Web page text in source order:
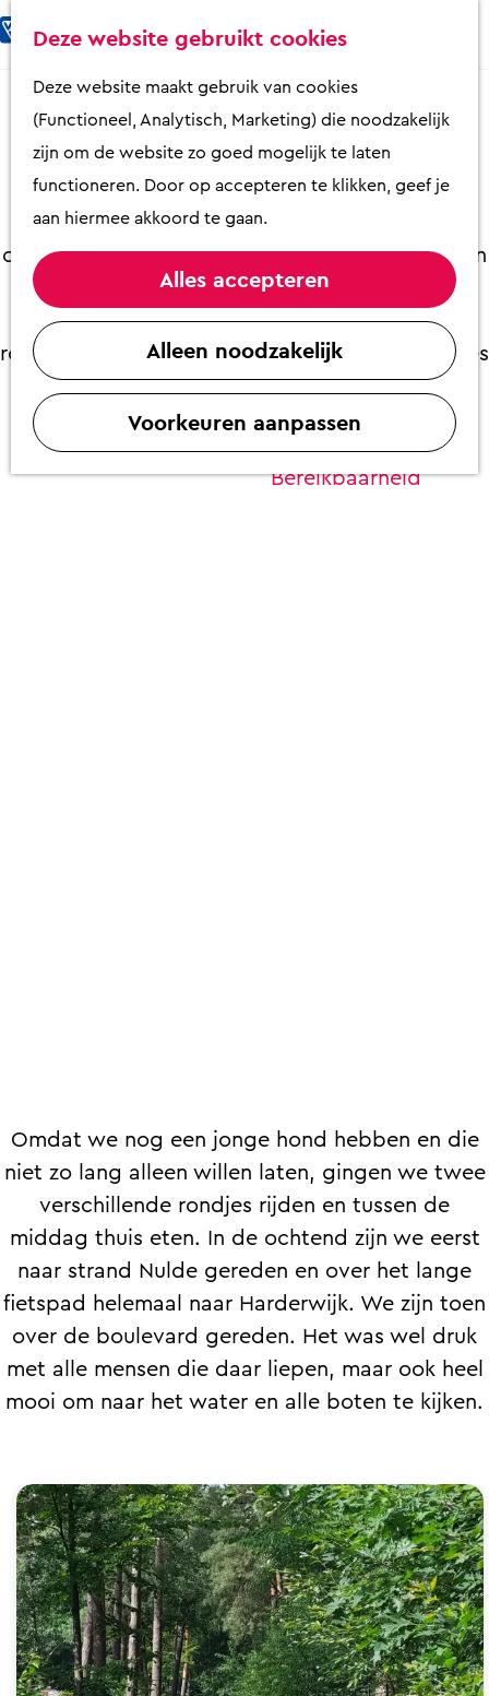
Deze website gebruikt cookies
Deze website maakt gebruik van cookies
(Functioneel, Analytisch, Marketing) die noodzakelijk
zijn om de website zo goed mogelijk te laten
functioneren. Door op accepteren te klikken, geef je
aan hiermee akkoord te gaan.
Alles accepteren
Alleen noodzakelijk
Voorkeuren aanpassen
d
o
K
a
r
t
Z
e
k
e
n
e
n
u
Fietsen & Wandelen
Kunst & Cultuur
Overnachten
Activiteiten
Winkelen
Plan je bezoek
Overzicht op
plattegrond
Contact
Bereikbaarheid
Scooter rijden op de Veluwe!
Vorige week hebben wij (ik, mijn zus en onze
ouders) een scooter gehuurd. Vorig jaar hebben
we dit ook gedaan en dat was heel erg leuk!
Als je de scooter gaat ophalen kan je een
routekaartje meekrijgen, maar wij wisten precies
waar we heen wilden!
Omdat we nog een jonge hond hebben en die
niet zo lang alleen willen laten, gingen we twee
verschillende rondjes rijden en tussen de
middag thuis eten. In de ochtend zijn we eerst
naar strand Nulde gereden en over het lange
fietspad helemaal naar Harderwijk. We zijn toen
over de boulevard gereden. Het was wel druk
met alle mensen die daar liepen, maar ook heel
mooi om naar het water en alle boten te kijken.